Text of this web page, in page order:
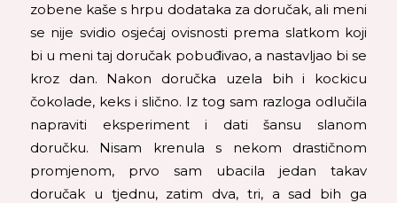
zobene kaše s hrpu dodataka za doručak, ali meni
se nije svidio osjećaj ovisnosti prema slatkom koji
bi u meni taj doručak pobuđivao, a nastavljao bi se
kroz dan. Nakon doručka uzela bih i kockicu
čokolade, keks i slično. Iz tog sam razloga odlučila
napraviti eksperiment i dati šansu slanom
doručku. Nisam krenula s nekom drastičnom
promjenom, prvo sam ubacila jedan takav
doručak u tjednu, zatim dva, tri, a sad bih ga